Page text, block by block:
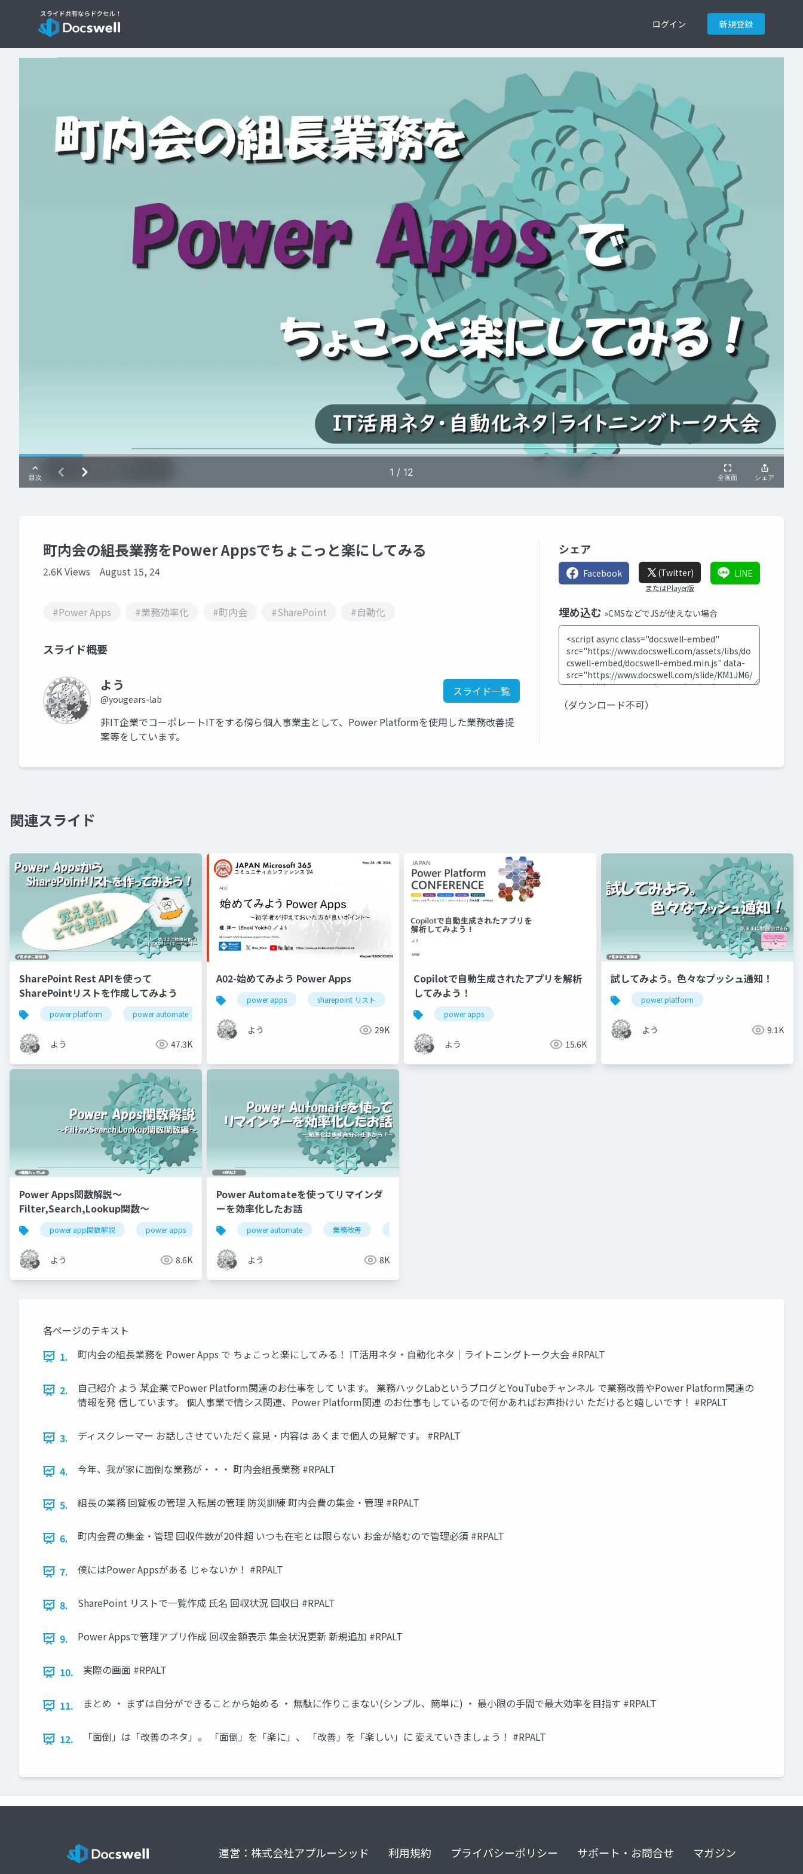
ログイン 新規登録
町内会の組長業務をPower Appsでちょこっと楽にしてみる
2.6K Views August 15, 24
#Power Apps #業務効率化 #町内会 #SharePoint #自動化
スライド概要
よう
@yougears-lab
スライド一覧
非IT企業でコーポレートITをする傍ら個人事業主として、Power Platformを使用した業務改善提
案等をしています。
シェア
Facebook (Twitter)
またはPlayer版
LINE
埋め込む »CMSなどでJSが使えない場合
（ダウンロード不可）
関連スライド
SharePoint Rest APIを使って
SharePointリストを作成してみよう
power platform power automate
よう 47.3K
A02-始めてみよう Power Apps
power apps sharepoint リスト japanm365cc2024
よう 29K
Copilotで自動生成されたアプリを解析
してみよう！
power apps
よう 15.6K
試してみよう。色々なプッシュ通知！
power platform
よう 9.1K
Power Apps関数解説～
Filter,Search,Lookup関数～
power app関数解説 power apps power platform
よう 8.6K
Power Automateを使ってリマインダ
ーを効率化したお話
power automate 業務改善
よう 8K
各ページのテキスト
1.
町内会の組長業務を Power Apps で ちょこっと楽にしてみる！ IT活用ネタ・自動化ネタ｜ライトニングトーク大会 #RPALT
2.
自己紹介 よう 某企業でPower Platform関連のお仕事をして います。 業務ハックLabというブログとYouTubeチャンネル で業務改善やPower Platform関連の
情報を発 信しています。 個人事業で情シス関連、Power Platform関連 のお仕事もしているので何かあればお声掛けい ただけると嬉しいです！ #RPALT
3. ディスクレーマー お話しさせていただく意見・内容は あくまで個人の見解です。 #RPALT
4. 今年、我が家に面倒な業務が・・・ 町内会組長業務 #RPALT
5. 組長の業務 回覧板の管理 入転居の管理 防災訓練 町内会費の集金・管理 #RPALT
6. 町内会費の集金・管理 回収件数が20件超 いつも在宅とは限らない お金が絡むので管理必須 #RPALT
7. 僕にはPower Appsがある じゃないか！ #RPALT
8. SharePoint リストで一覧作成 氏名 回収状況 回収日 #RPALT
9. Power Appsで管理アプリ作成 回収金額表示 集金状況更新 新規追加 #RPALT
10. 実際の画面 #RPALT
11. まとめ ・ まずは自分ができることから始める ・ 無駄に作りこまない(シンプル、簡単に) ・ 最小限の手間で最大効率を目指す #RPALT
12. 「面倒」は「改善のネタ」。 「面倒」を「楽に」、 「改善」を「楽しい」に 変えていきましょう！ #RPALT
運営：株式会社アプルーシッド 利用規約 プライバシーポリシー サポート・お問合せ マガジン